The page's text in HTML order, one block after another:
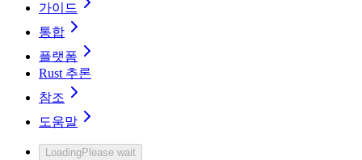
가이드
통합
플랫폼
Rust 추론
참조
도움말
LoadingPlease wait